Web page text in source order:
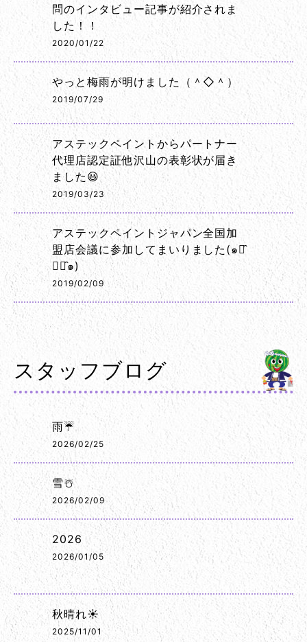
問のインタビュー記事が紹介されま
した！！
2020/01/22
やっと梅雨が明けました（＾◇＾）
2019/07/29
アステックペイントからパートナー
代理店認定証他沢山の表彰状が届き
ました😃
2019/03/23
アステックペイントジャパン全国加
盟店会議に参加してまいりました(๑･̑
◡･̑๑)
2019/02/09
スタッフブログ
雨☔
2026/02/25
雪☃️
2026/02/09
2026
2026/01/05
秋晴れ☀️
2025/11/01